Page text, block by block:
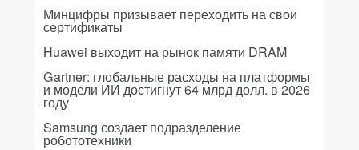
Минцифры призывает переходить на свои
сертификаты
Huawei выходит на рынок памяти DRAM
Gartner: глобальные расходы на платформы
и модели ИИ достигнут 64 млрд долл. в 2026
году
Samsung создает подразделение
робототехники